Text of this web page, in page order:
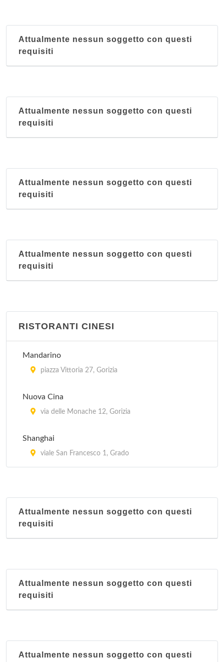
Attualmente nessun soggetto con questi
requisiti
Attualmente nessun soggetto con questi
requisiti
Attualmente nessun soggetto con questi
requisiti
Attualmente nessun soggetto con questi
requisiti
RISTORANTI CINESI
Mandarino
piazza Vittoria 27, Gorizia
Nuova Cina
via delle Monache 12, Gorizia
Shanghai
viale San Francesco 1, Grado
Attualmente nessun soggetto con questi
requisiti
Attualmente nessun soggetto con questi
requisiti
Attualmente nessun soggetto con questi